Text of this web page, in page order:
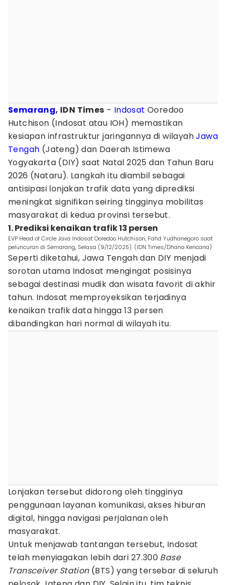
Semarang, IDN Times – Indosat Ooredoo
Hutchison (Indosat atau IOH) memastikan
kesiapan infrastruktur jaringannya di wilayahJawa
Tengah (Jateng) dan Daerah Istimewa
Yogyakarta (DIY) saat Natal 2025 dan Tahun Baru
2026 (Nataru). Langkah itu diambil sebagai
antisipasi lonjakan trafik data yang diprediksi
meningkat signifikan seiring tingginya mobilitas
masyarakat di kedua provinsi tersebut.
1. Prediksi kenaikan trafik 13 persen
EVP Head of Circle Java Indosat Ooredoo Hutchison, Fahd Yudhanegoro saat
peluncuran di Semarang, Selasa (9/12/2025). (IDN Times/Dhana Kencana)
Seperti diketahui, Jawa Tengah dan DIY menjadi
sorotan utama Indosat mengingat posisinya
sebagai destinasi mudik dan wisata favorit di akhir
tahun. Indosat memproyeksikan terjadinya
kenaikan trafik data hingga 13 persen
dibandingkan hari normal di wilayah itu.
Lonjakan tersebut didorong oleh tingginya
penggunaan layanan komunikasi, akses hiburan
digital, hingga navigasi perjalanan oleh
masyarakat.
Untuk menjawab tantangan tersebut, Indosat
telah menyiagakan lebih dari 27.300 Base
Transceiver Station(BTS) yang tersebar di seluruh